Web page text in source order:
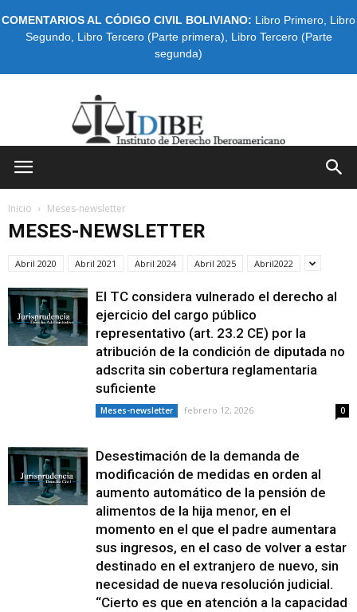
COMENTARIOS AL CÓDIGO CIVIL BOLIVIANO: Libro Primero Libro
Segundo, Libro Tercero (Parte primera)
Libro Tercero (Parte
segunda)
Inicio Meses-newsletter
MESES-NEWSLETTER
Abril 2020 Abril 2021 Abril 2024 Abril 2025 Abril2022
El TC considera vulnerado el derecho al
ejercicio del cargo público
representativo (art. 23.2 CE) por la
atribución de la condición de diputada no
adscrita sin cobertura reglamentaria
suficiente
Meses-newsletter febrero 12, 2026 0
Desestimación de la demanda de
modificación de medidas en orden al
aumento automático de la pensión de
alimentos de la hija menor, en el
momento en el que el padre aumentara
sus ingresos, en el caso de volver a estar
destinado en el extranjero de nuevo, sin
necesidad de nueva resolución judicial.
“Cierto es que en atención a la capacidad